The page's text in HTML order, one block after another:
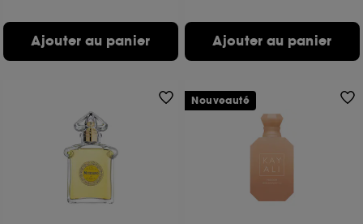
Ajouter au panier Ajouter au panier
Nouveauté